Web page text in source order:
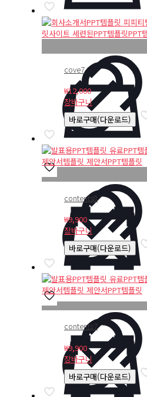
cove7
₩12,000
장바구니
바로구매(다운로드)
contents8
₩9,900
장바구니
바로구매(다운로드)
contents7
₩9,900
장바구니
바로구매(다운로드)